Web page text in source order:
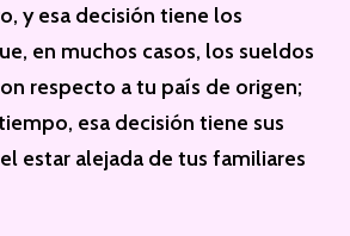
y esa decisión tiene los
en muchos casos, los sueldos
respecto a tu país de origen;
esa decisión tiene sus
estar alejada de tus familiares